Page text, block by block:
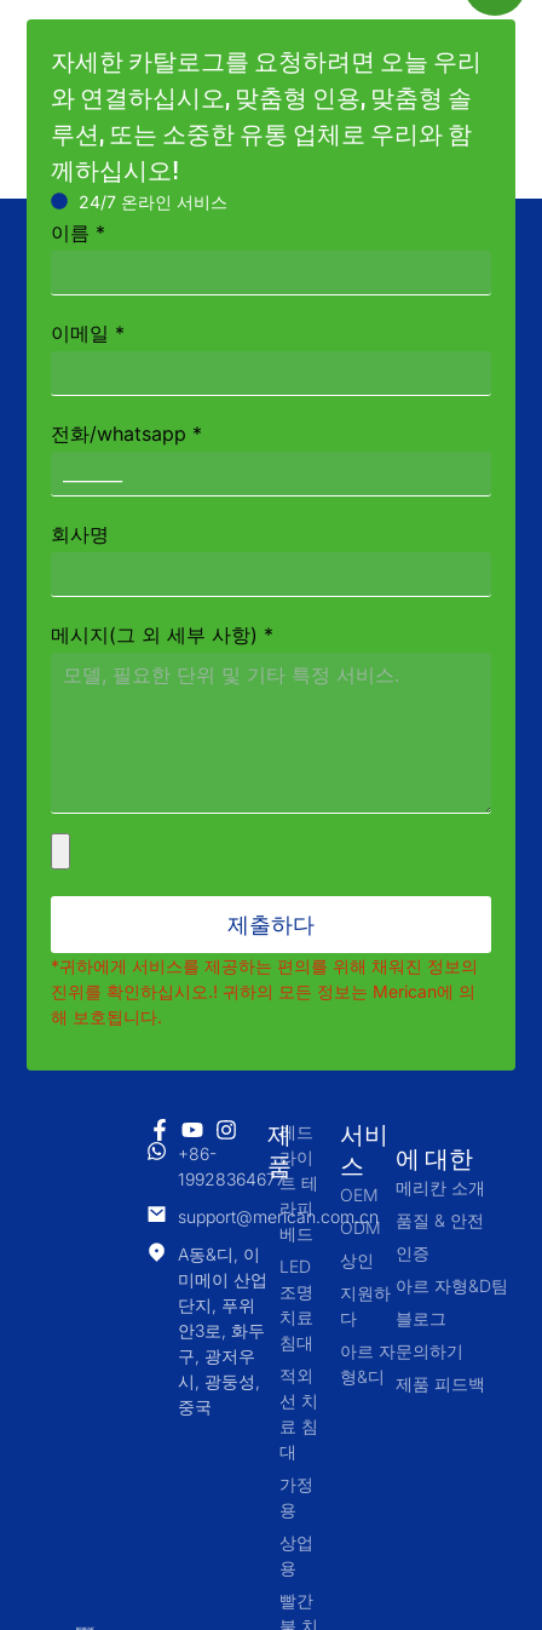
자세한 카탈로그를 요청하려면 오늘 우리
와 연결하십시오, 맞춤형 인용, 맞춤형 솔
루션, 또는 소중한 유통 업체로 우리와 함
께하십시오!
24/7 온라인 서비스
이름 *
이메일 *
전화/whatsapp *
회사명
메시지(그 외 세부 사항) *
제출하다
*귀하에게 서비스를 제공하는 편의를 위해 채워진 정보의
진위를 확인하십시오.! 귀하의 모든 정보는 Merican에 의
해 보호됩니다.
+86-
19928364677
support@merican.com.cn
A동&디, 이
미메이 산업
단지, 푸위
안3로, 화두
구, 광저우
시, 광둥성,
중국
제
품
레드
라이
트 테
라피
베드
LED
조명
치료
침대
적외
선 치
료 침
대
가정
용
상업
용
빨간
불 치
서비
스
OEM
ODM
상인
지원하
다
아르 자
형&디
에 대한
메리칸 소개
품질 & 안전
인증
아르 자형&D팀
블로그
문의하기
제품 피드백